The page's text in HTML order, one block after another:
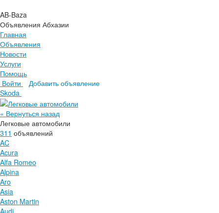
AB-Baza
Объявления Абхазии
Главная
Объявления
Новости
Услуги
Помощь
Войти
Добавить объявление
Главная
Объявления
Новости
Услуги
Помощь
Skoda
« Вернуться назад
Легковые автомобили
311 объявлений
AC
Acura
Alfa Romeo
Alpina
Aro
Asia
Aston Martin